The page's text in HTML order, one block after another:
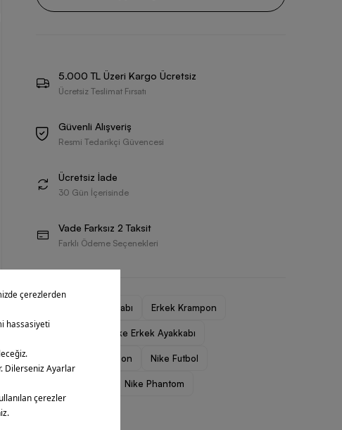
5.000 TL Üzeri Kargo Ücretsiz
Ücretsiz Teslimat Fırsatı
Güvenli Alışveriş
Resmi Tedarikçi Güvencesi
Ücretsiz İade
30 Gün İçerisinde
Vade Farksız 2 Taksit
Farklı Ödeme Seçenekleri
Erkek Spor Ayakkabı Erkek Krampon
Nike Erkek Ayakkabı
Nike Erkek Krampon Nike Futbol
Nike Phantom